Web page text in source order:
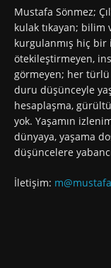
Mustafa Sönmez;
kulak tıkayan;
kurgulanmış hiç bir
ötekileştirmeyen,
görmeyen; her türlü
duru düşünceyle
hesaplaşma,
yok. Yaşamın
dünyaya, yaşama
düşüncelere
İletişim: